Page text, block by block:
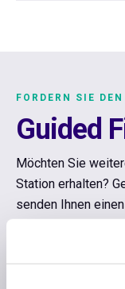
FORDERN SIE
Guided
Möchten Sie
Station erhalten?
senden Ihnen